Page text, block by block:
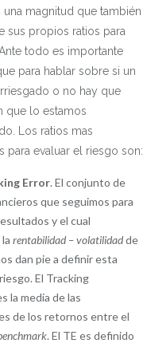
una magnitud que también
sus propios ratios para
todo es importante
para hablar sobre si un
o no hay que
que lo estamos
Los ratios mas
para evaluar el riesgo son:
Error. El conjunto de
que seguimos para
y el cual
rentabilidad – volatilidadde
dan pie a definir esta
El Tracking
la media de las
de los retornos entre el
. El TE es definido